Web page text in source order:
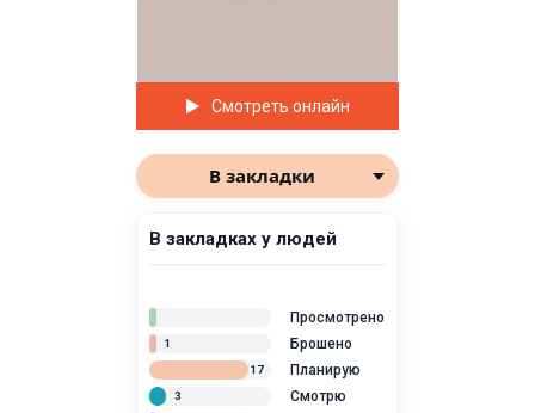
Смотреть онлайн
В закладки
В закладках у людей
Просмотрено
Брошено
1
Планирую
17
Смотрю
3